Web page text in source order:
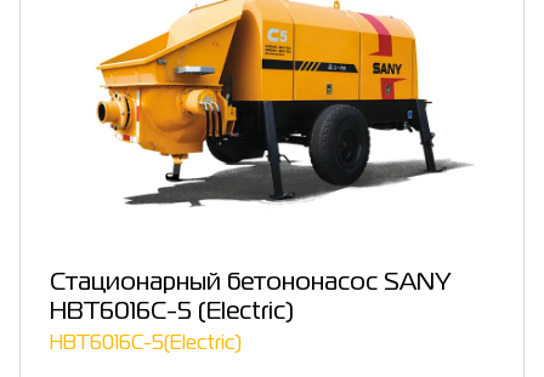
Стационарный бетононасос SANY
HBT6016C-5 (Electric)
HBT6016C-5(Electric)